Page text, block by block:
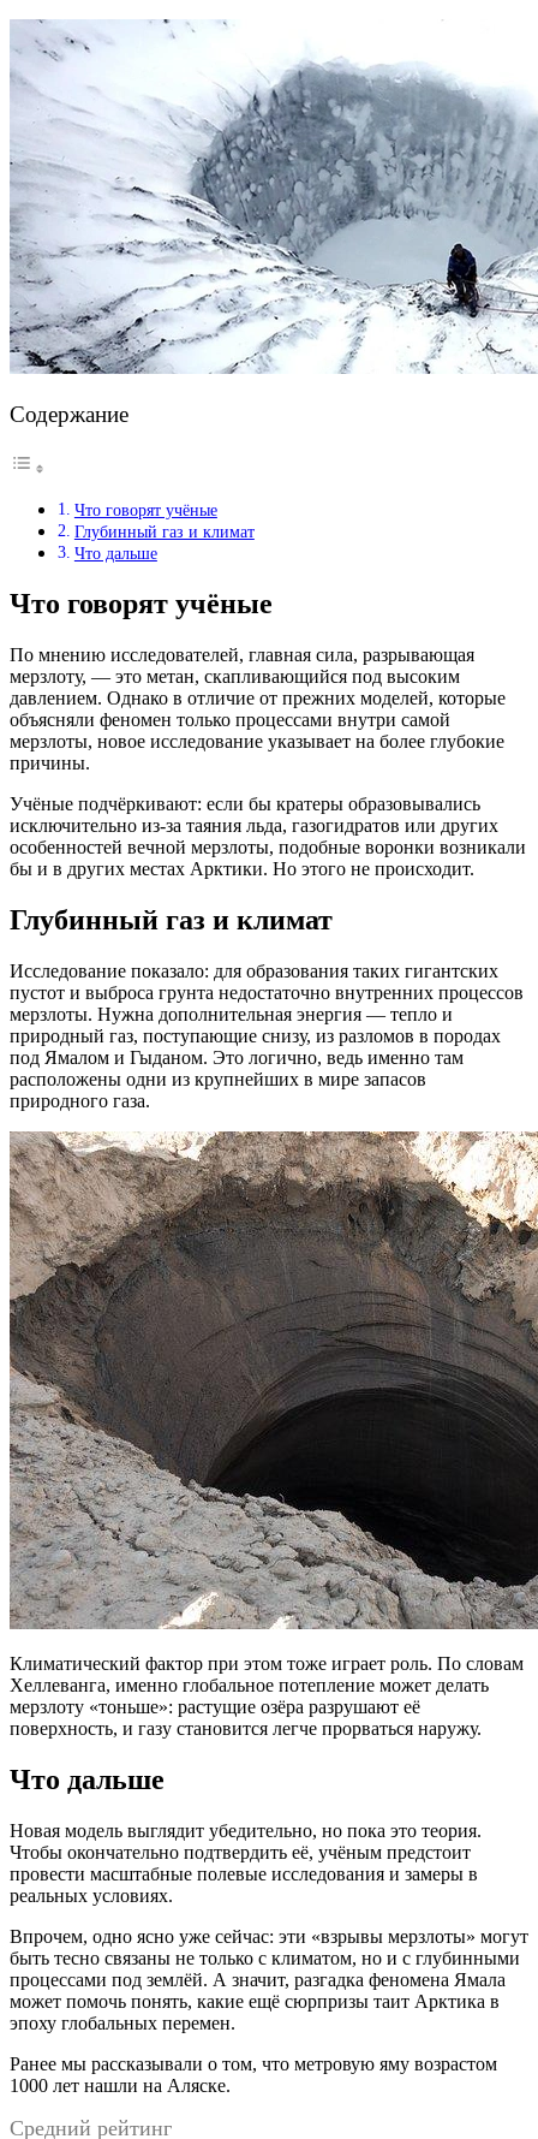
Содержание
Что говорят учёные
Глубинный газ и климат
Что дальше
Что говорят учёные
По мнению исследователей, главная сила, разрывающая
мерзлоту, — это метан, скапливающийся под высоким
давлением. Однако в отличие от прежних моделей, которые
объясняли феномен только процессами внутри самой
мерзлоты, новое исследование указывает на более глубокие
причины.
Учёные подчёркивают: если бы кратеры образовывались
исключительно из-за таяния льда, газогидратов или других
особенностей вечной мерзлоты, подобные воронки возникали
бы и в других местах Арктики. Но этого не происходит.
Глубинный газ и климат
Исследование показало: для образования таких гигантских
пустот и выброса грунта недостаточно внутренних процессов
мерзлоты. Нужна дополнительная энергия — тепло и
природный газ, поступающие снизу, из разломов в породах
под Ямалом и Гыданом. Это логично, ведь именно там
расположены одни из крупнейших в мире запасов
природного газа.
Климатический фактор при этом тоже играет роль. По словам
Хеллеванга, именно глобальное потепление может делать
мерзлоту «тоньше»: растущие озёра разрушают её
поверхность, и газу становится легче прорваться наружу.
Что дальше
Новая модель выглядит убедительно, но пока это теория.
Чтобы окончательно подтвердить её, учёным предстоит
провести масштабные полевые исследования и замеры в
реальных условиях.
Впрочем, одно ясно уже сейчас: эти «взрывы мерзлоты» могут
быть тесно связаны не только с климатом, но и с глубинными
процессами под землёй. А значит, разгадка феномена Ямала
может помочь понять, какие ещё сюрпризы таит Арктика в
эпоху глобальных перемен.
Ранее мы рассказывали о том, что метровую яму возрастом
1000 лет нашли на Аляске.
Средний рейтинг